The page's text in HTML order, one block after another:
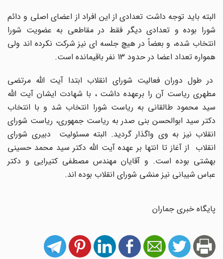
البته باید توجه داشت تعدادی از این افراد از اعضای اصلی و دائم
شورا بوده و تعدادی دیگر فقط در مقاطعی به عضویت شورا
انتخاب شده، و بعضاً در هیچ جلسه ای نیز شرکت نکرده اند ولی
همواره تعداد اعضا در حدود 13 نفر باقیمانده است.
در طول دوران فعالیت شورای انقلاب ابتدا آیت الله مرتضی
مطهری ریاست آن را برعهده داشت ، با شهادت ایشان آیت الله
سید محمود طالقانی به ریاست شورا انتخاب شد و با انتخاب
دکتر سید ابوالحسن بنی صدر به ریاست جمهوری، ریاست شورای
انقلاب نیز به وی واگذار گردید. البته مسئولیت دبیری شورای
انقلاب از آغاز تا انتها بر عهده آیت الله دکتر سید محمد حسینی
بهشتی بوده است. و آقایان مهندس مصطفی کتیرایی و دکتر
عباس شیبانی نیز منشی شورای انقلاب بوده اند.
پایگاه خبری جماران